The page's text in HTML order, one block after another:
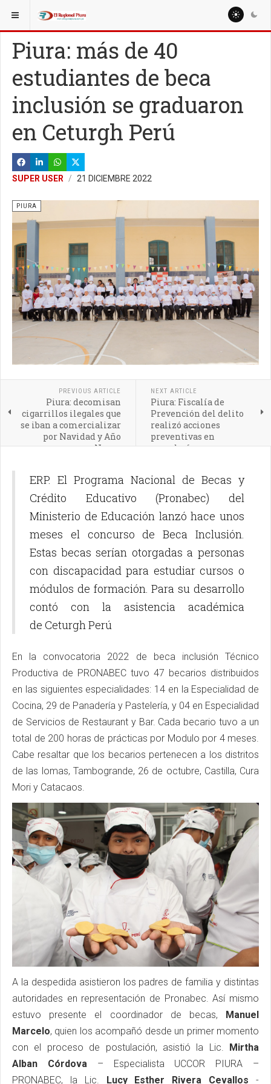
ESTÁ AQUÍ: REGIÓN PIURA
Piura: más de 40
estudiantes de beca
inclusión se graduaron
en Ceturgh Perú
SUPER USER 21 DICIEMBRE 2022
PIURA
PREVIOUS ARTICLE
Piura: decomisan
cigarrillos ilegales que
se iban a comercializar
por Navidad y Año
Nuevo
NEXT ARTICLE
Piura: Fiscalía de
Prevención del delito
realizó acciones
preventivas en
panaderías
ERP. El Programa Nacional de Becas y
Crédito Educativo (Pronabec) del
Ministerio de Educación lanzó hace unos
meses el concurso de Beca Inclusión.
Estas becas serían otorgadas a personas
con discapacidad para estudiar cursos o
módulos de formación. Para su desarrollo
contó con la asistencia académica
de Ceturgh Perú
En la convocatoria 2022 de beca inclusión Técnico
Productiva de PRONABEC tuvo 47 becarios distribuidos
en las siguientes especialidades: 14 en la Especialidad de
Cocina, 29 de Panadería y Pastelería, y 04 en Especialidad
de Servicios de Restaurant y Bar. Cada becario tuvo a un
total de 200 horas de prácticas por Modulo por 4 meses.
Cabe resaltar que los becarios pertenecen a los distritos
de las lomas, Tambogrande, 26 de octubre, Castilla, Cura
Mori y Catacaos.
A la despedida asistieron los padres de familia y distintas
autoridades en representación de Pronabec. Así mismo
estuvo presente el coordinador de becas,
Manuel
Marcelo, quien los acompañó desde un primer momento
con el proceso de postulación, asistió la Lic.
Mirtha
Alban Córdova– Especialista UCCOR PIURA –
PRONABEC, la Lic.
Lucy Esther Rivera Cevallos -